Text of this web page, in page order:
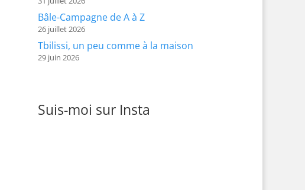
Bâle-Campagne de A à Z
26 juillet 2026
Tbilissi, un peu comme à la maison
29 juin 2026
Suis-moi sur Insta